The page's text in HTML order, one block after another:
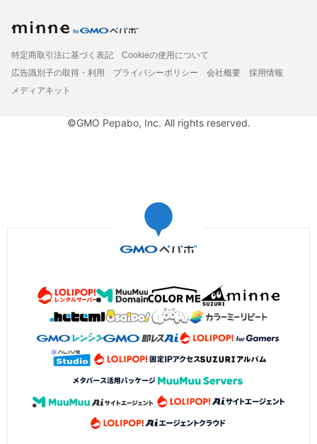
特定商取引法に基づく表記
Cookieの使用について
広告識別子の取得・利用
プライバシーポリシー 会社概要
採用情報
メディアキット
©GMO Pepabo, Inc. All rights reserved.